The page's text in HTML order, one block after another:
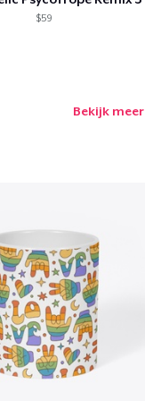
$59
Bekijk meer